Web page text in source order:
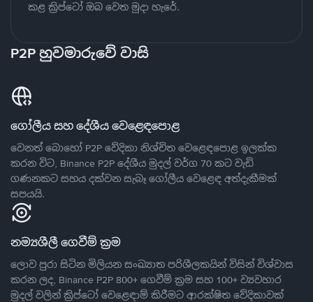
කළ ක්‍රිප්ටෝ ඔබ වෙත මුදා හැරේ.
P2P හුවමාරුවේ වාසි
ගෝලීය සහ දේශීය වෙළෙඳපොළ
වෙනත් බොහෝ P2P වේදිකා නිශ්චිත වෙළෙඳපොළ ඉලක්ක
කරන විට, Binance P2P දේශීය මුදල් වර්ග 70 කට වැඩි
ගණනකට සහය දක්වන සැබෑ ගෝලීය වෙළෙඳ අත්දැකීමක්
සපයයි.
නම්‍යශීලී ගෙවීම් ක්‍රම
ලොව පුරා සිටින මිලියන සංඛ්‍යාත පරිශීලකයින් විසින් විශ්වාස
කරන ලද, Binance P2P 800+ ගෙවීම් ක්‍රම සහ 100+ ව්‍යවහාර
මුදල් වලින් ක්‍රිප්ටෝ වෙළෙඳාම් කිරීමට ආරක්ෂිත වේදිකාවක්